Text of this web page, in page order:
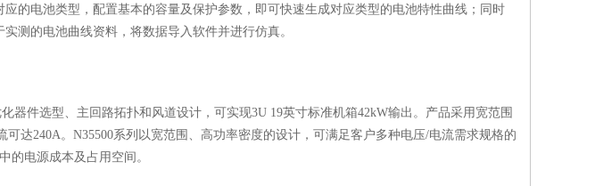
的电池类型，配置基本的容量及保护参数，即可快速生成对应类型的电池特性曲线；同时
测的电池曲线资料，将数据导入软件并进行仿真。
器件选型、主回路拓扑和风道设计，可实现3U 19英寸标准机箱42kW输出。产品采用宽范围
可达240A。N35500系列以宽范围、高功率密度的设计，可满足客户多种电压/电流需求规格的
的电源成本及占用空间。